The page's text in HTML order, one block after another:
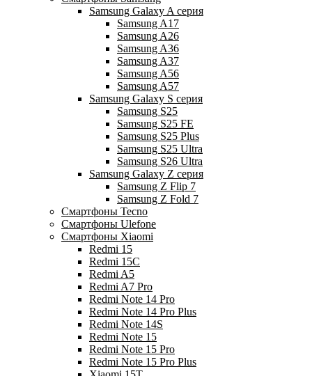
Samsung Galaxy A серия
Samsung A17
Samsung A26
Samsung A36
Samsung A37
Samsung A56
Samsung A57
Samsung Galaxy S серия
Samsung S25
Samsung S25 FE
Samsung S25 Plus
Samsung S25 Ultra
Samsung S26 Ultra
Samsung Galaxy Z серия
Samsung Z Flip 7
Samsung Z Fold 7
Смартфоны Tecno
Смартфоны Ulefone
Смартфоны Xiaomi
Redmi 15
Redmi 15C
Redmi A5
Redmi A7 Pro
Redmi Note 14 Pro
Redmi Note 14 Pro Plus
Redmi Note 14S
Redmi Note 15
Redmi Note 15 Pro
Redmi Note 15 Pro Plus